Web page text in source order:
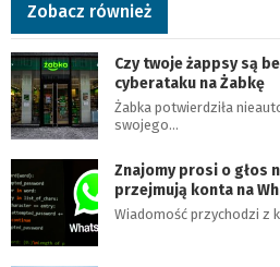
Zobacz również
Czy twoje żappsy są
cyberataku na Żabkę
Żabka potwierdziła
swojego…
Znajomy prosi o głos
przejmują konta na
Wiadomość przychodzi z